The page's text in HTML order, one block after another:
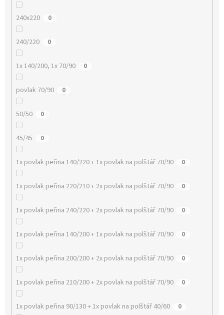
240x220 0
240/220 0
1x 140/200, 1x 70/90 0
povlak 70/90 0
50/50 0
45/45 0
1x povlak peřina 140/220 + 1x povlak na polštář 70/90 0
1x povlak peřina 220/210 + 2x povlak na polštář 70/90 0
1x povlak peřina 240/220 + 2x povlak na polštář 70/90 0
1x povlak peřina 140/200 + 1x povlak na polštář 70/90 0
1x povlak peřina 200/200 + 2x povlak na polštář 70/90 0
1x povlak peřina 210/200 + 2x povlak na polštář 70/90 0
1x povlak peřina 90/130 + 1x povlak na polštář 40/60 0